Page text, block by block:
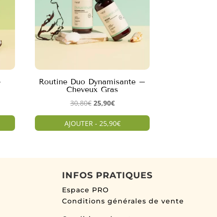
Routine Duo Dynamisante –
Cheveux Gras
30,80€ Le
prix
initial
25,90€Le
prix
actuel
AJOUTER - 25,90€
INFOS PRATIQUES
Espace PRO
Conditions générales de vente